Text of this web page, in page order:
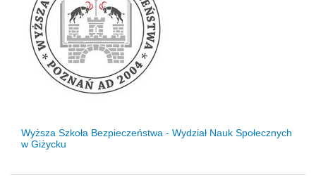
Wyższa Szkoła Bezpieczeństwa - Wydział Nauk Społecznych
w Giżycku